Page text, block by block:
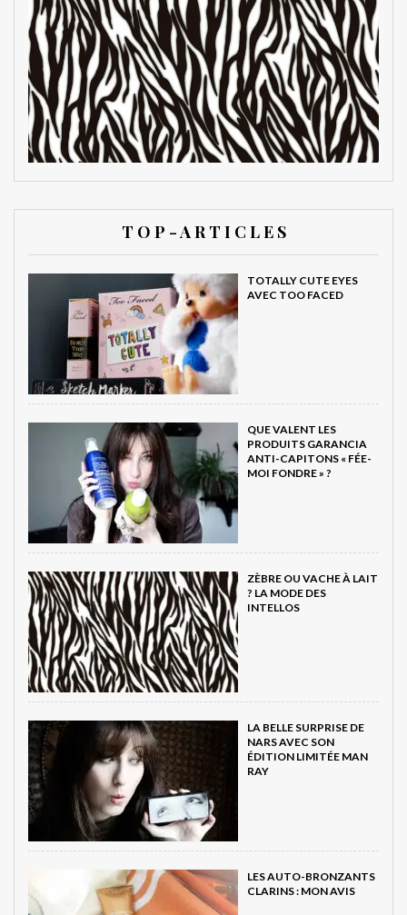
T O P - A R T I C L E S
TOTALLY CUTE EYES
AVEC TOO FACED
QUE VALENT LES
PRODUITS GARANCIA
ANTI-CAPITONS « FÉE-
MOI FONDRE » ?
ZÈBRE OU VACHE À LAIT
? LA MODE DES
INTELLOS
LA BELLE SURPRISE DE
NARS AVEC SON
ÉDITION LIMITÉE MAN
RAY
LES AUTO-BRONZANTS
CLARINS : MON AVIS